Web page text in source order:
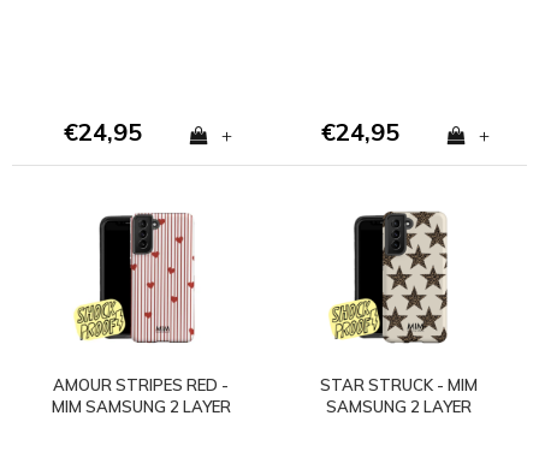
€24,95 + €24,95 +
AMOUR STRIPES RED -
MIM SAMSUNG 2 LAYER
STAR STRUCK - MIM
SAMSUNG 2 LAYER